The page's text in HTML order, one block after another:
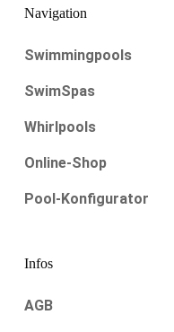
Navigation
Swimmingpools
SwimSpas
Whirlpools
Online-Shop
Pool-Konfigurator
Infos
AGB